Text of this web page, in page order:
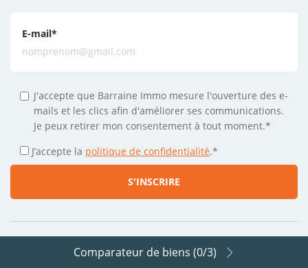
E-mail*
J'accepte que Barraine Immo mesure l'ouverture des e-
mails et les clics afin d'améliorer ses communications.
Je peux retirer mon consentement à tout moment.*
J’accepte la politique de confidentialité.*
Suivez-nous sur les réseaux
Comparateur de biens (0/3)